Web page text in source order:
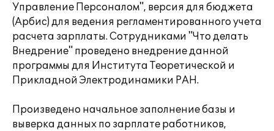
Управление Персоналом", версия для бюджета
(Арбис) для ведения регламентированного учета
расчета зарплаты. Сотрудниками "Что делать
Внедрение" проведено внедрение данной
программы для Института Теоретической и
Прикладной Электродинамики РАН.
Произведено начальное заполнение базы и
выверка данных по зарплате работников,